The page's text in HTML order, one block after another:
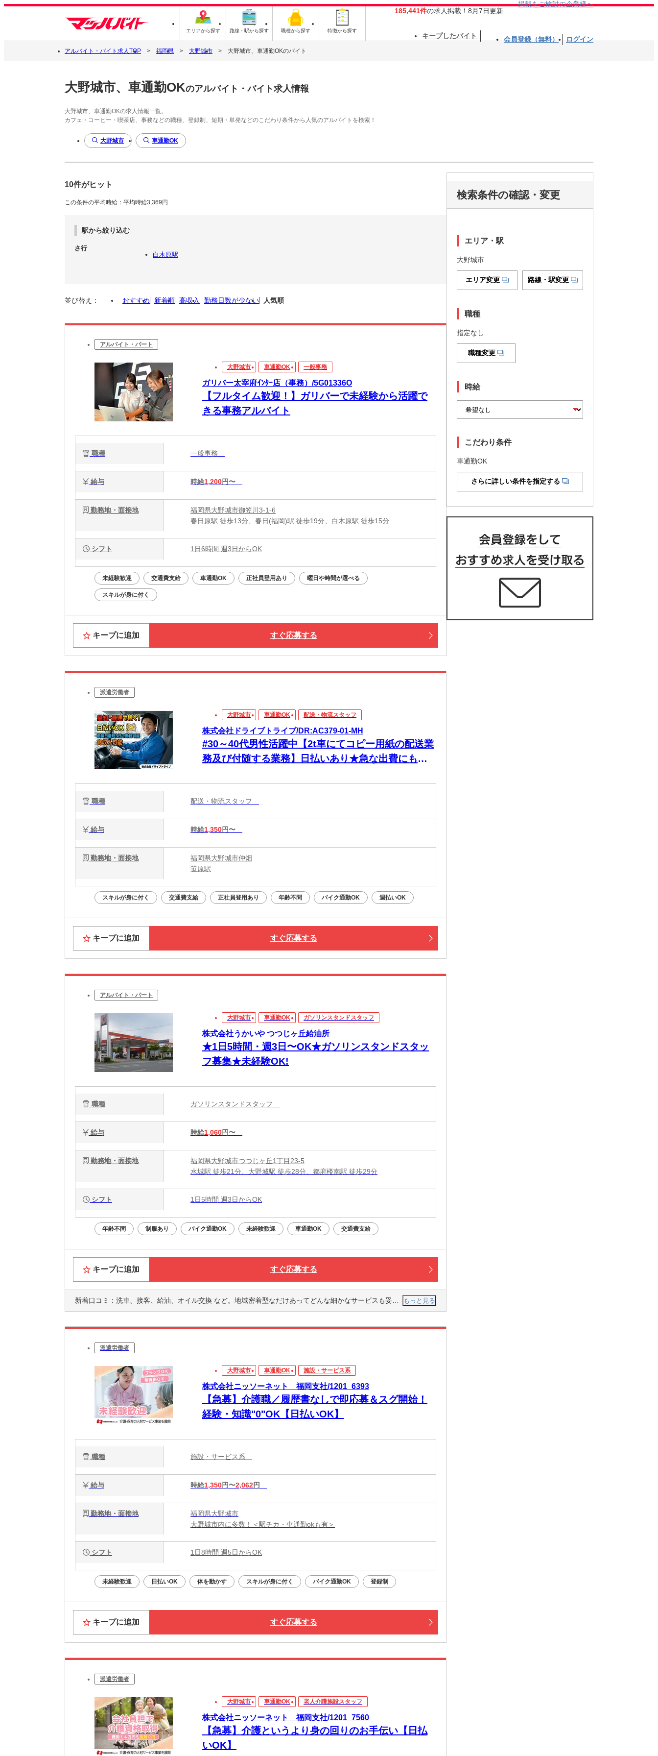
エリアから探す 路線・駅から探す 職種から探す 特徴から探す
185,441件の求人掲載！8月7日更新
掲載をご検討の企業様へ
キープしたバイト 会員登録（無料） ログイン
アルバイト・バイト求人TOP 福岡県 大野城市 大野城市、車通勤OKのバイト
大野城市、車通勤OKのアルバイト・バイト求人情報
大野城市、車通勤OKの求人情報一覧。
カフェ・コーヒー・喫茶店、事務などの職種、登録制、短期・単発などのこだわり条件から人気のアルバイトを検索！
大野城市 車通勤OK
10件がヒット
この条件の平均時給：平均時給3,369円
駅から絞り込む
さ行
白木原駅
並び替え： おすすめ 新着順 高収入 勤務日数が少ない 人気順
アルバイト・パート
大野城市 車通勤OK 一般事務
ガリバー太宰府ｲﾝﾀｰ店（事務）/5G01336O
【フルタイム歓迎！】ガリバーで未経験から活躍で
きる事務アルバイト
職種 一般事務
給与 時給1,200円〜
勤務地・面接地
福岡県大野城市御笠川3-1-6
春日原駅 徒歩13分、春日(福岡)駅 徒歩19分、白木原駅 徒歩15分
シフト 1日6時間 週3日からOK
未経験歓迎 交通費支給 車通勤OK 正社員登用あり 曜日や時間が選べる
スキルが身に付く
キープに追加 すぐ応募する
派遣労働者
大野城市 車通勤OK 配送・物流スタッフ
株式会社ドライブトライブ/DR:AC379-01-MH
#30～40代男性活躍中【2t車にてコピー用紙の配送業
務及び付随する業務】日払いあり★急な出費にも安
職種 配送・物流スタッフ
給与 時給1,350円〜
勤務地・面接地
福岡県大野城市仲畑
笹原駅
スキルが身に付く 交通費支給 正社員登用あり 年齢不問 バイク通勤OK 週払いOK
キープに追加 すぐ応募する
アルバイト・パート
大野城市 車通勤OK ガソリンスタンドスタッフ
株式会社うかいや つつじヶ丘給油所
★1日5時間・週3日〜OK★ガソリンスタンドスタッ
フ募集★未経験OK!
職種 ガソリンスタンドスタッフ
給与 時給1,060円〜
勤務地・面接地
福岡県大野城市つつじヶ丘1丁目23-5
水城駅 徒歩21分、大野城駅 徒歩28分、都府楼南駅 徒歩29分
シフト 1日5時間 週3日からOK
年齢不問 制服あり バイク通勤OK 未経験歓迎 車通勤OK 交通費支給
キープに追加 すぐ応募する
新着口コミ： 洗車、接客、給油、オイル交換 など。地域密着型なだけあってどんな細かなサービスも妥協せずに行うという形でした。 もっと見る
派遣労働者
大野城市 車通勤OK 施設・サービス系
株式会社ニッソーネット 福岡支社/1201_6393
【急募】介護職／履歴書なしで即応募＆スグ開始！
経験・知識"0"OK【日払いOK】
職種 施設・サービス系
給与 時給1,350円〜2,062円
勤務地・面接地
福岡県大野城市
大野城市内に多数！＜駅チカ・車通勤okも有＞
シフト 1日8時間 週5日からOK
未経験歓迎 日払いOK 体を動かす スキルが身に付く バイク通勤OK 登録制
キープに追加 すぐ応募する
派遣労働者
大野城市 車通勤OK 老人介護施設スタッフ
株式会社ニッソーネット 福岡支社/1201_7560
【急募】介護というより身の回りのお手伝い【日払
いOK】
検索条件の確認・変更
エリア・駅
大野城市
エリア変更 路線・駅変更
職種
指定なし
職種変更
時給
こだわり条件
車通勤OK
さらに詳しい条件を指定する